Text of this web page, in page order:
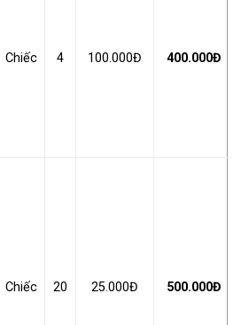
Chiếc 4 100.000Đ 400.000Đ
Chiếc 20 25.000Đ 500.000Đ